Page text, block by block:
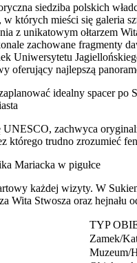
siedziba polskich
w których mieści się galeria
z unikatowym ołtarzem
zachowane fragmenty
Uniwersytetu
oferujący najlepszą
idealny spacer po
zachwyca
którego trudno zrozumieć
Mariacka w pigułce
każdej wizyty. W
Wita Stwosza oraz hejnału
TYP
Zamek/
Muzeum/